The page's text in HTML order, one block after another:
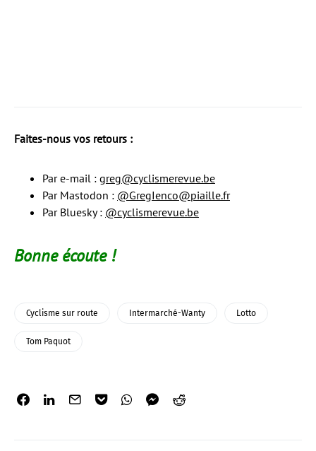
Faites-nous vos retours :
Par e-mail : greg@cyclismerevue.be
Par Mastodon : @GregIenco@piaille.fr
Par Bluesky : @cyclismerevue.be
Bonne écoute !
Cyclisme sur route Intermarché-Wanty Lotto
Tom Paquot